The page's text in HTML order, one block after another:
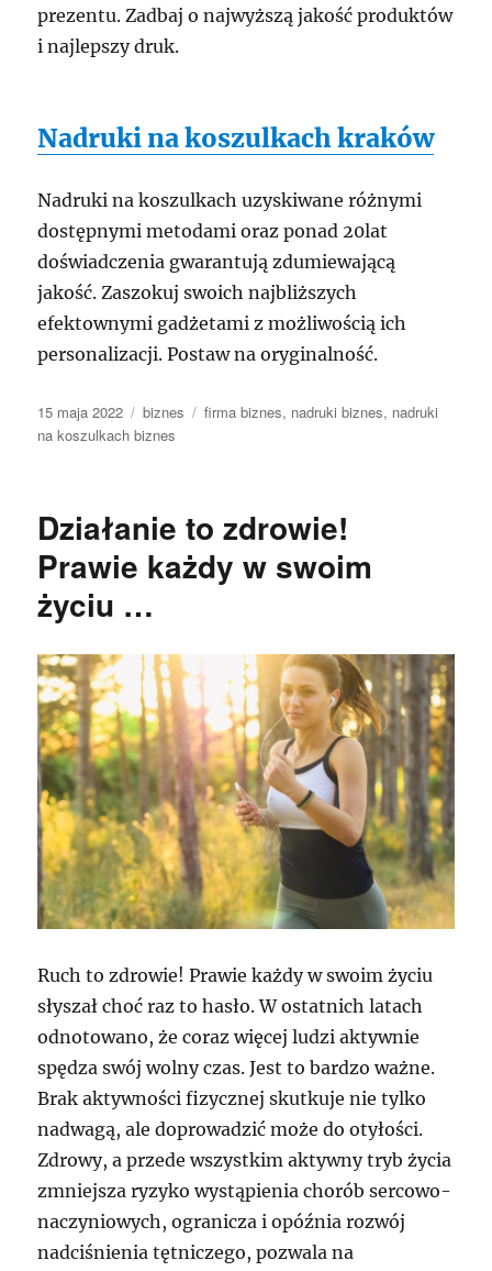
prezentu. Zadbaj o najwyższą jakość produktów
i najlepszy druk.
Nadruki na koszulkach kraków
Nadruki na koszulkach uzyskiwane różnymi
dostępnymi metodami oraz ponad 20lat
doświadczenia gwarantują zdumiewającą
jakość. Zaszokuj swoich najbliższych
efektownymi gadżetami z możliwością ich
personalizacji. Postaw na oryginalność.
Data
publikacji
15 maja 2022 Kategorie
biznes Tagi
firma biznes, nadruki biznes, nadruki
na koszulkach biznes
Działanie to zdrowie!
Prawie każdy w swoim
życiu …
Ruch to zdrowie! Prawie każdy w swoim życiu
słyszał choć raz to hasło. W ostatnich latach
odnotowano, że coraz więcej ludzi aktywnie
spędza swój wolny czas. Jest to bardzo ważne.
Brak aktywności fizycznej skutkuje nie tylko
nadwagą, ale doprowadzić może do otyłości.
Zdrowy, a przede wszystkim aktywny tryb życia
zmniejsza ryzyko wystąpienia chorób sercowo-
naczyniowych, ogranicza i opóźnia rozwój
nadciśnienia tętniczego, pozwala na